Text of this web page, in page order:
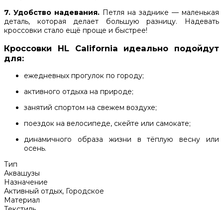
7. Удобство надевания. Петля на заднике — маленькая
деталь, которая делает большую разницу. Надевать
кроссовки стало ещё проще и быстрее!
Кроссовки HL California идеально подойдут
для:
ежедневных прогулок по городу;
активного отдыха на природе;
занятий спортом на свежем воздухе;
поездок на велосипеде, скейте или самокате;
динамичного образа жизни в тёплую весну или
осень.
Тип
Аквашузы
Назначение
Активный отдых, Городское
Материал